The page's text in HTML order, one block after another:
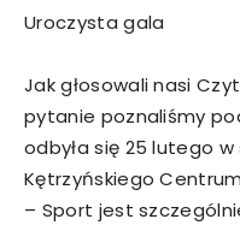
Uroczysta gala
Jak głosowali nasi
pytanie poznaliśmy
odbyła się 25 lutego
Kętrzyńskiego
– Sport jest